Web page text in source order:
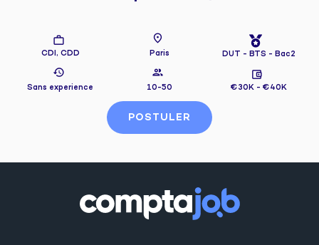
CDI, CDD Paris DUT - BTS - Bac2
Sans experience 10-50 €30K - €40K
POSTULER